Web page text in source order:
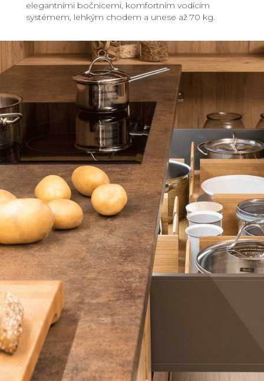
elegantními bočnicemi, komfortním vodícím
systémem, lehkým chodem a unese až 70 kg.